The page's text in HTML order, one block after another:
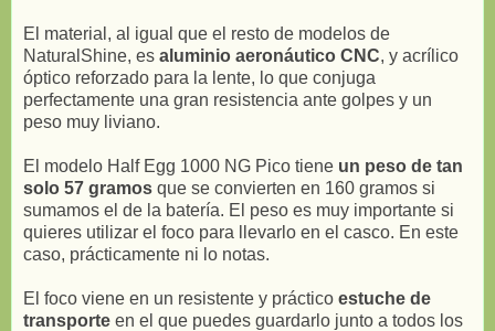
El material, al igual que el resto de modelos de
NaturalShine, es aluminio aeronáutico CNC, y acrílico
óptico reforzado para la lente, lo que conjuga
perfectamente una gran resistencia ante golpes y un
peso muy liviano.
El modelo Half Egg 1000 NG Pico tiene un peso de tan
solo 57 gramos que se convierten en 160 gramos si
sumamos el de la batería. El peso es muy importante si
quieres utilizar el foco para llevarlo en el casco. En este
caso, prácticamente ni lo notas.
El foco viene en un resistente y práctico estuche de
transporte en el que puedes guardarlo junto a todos los